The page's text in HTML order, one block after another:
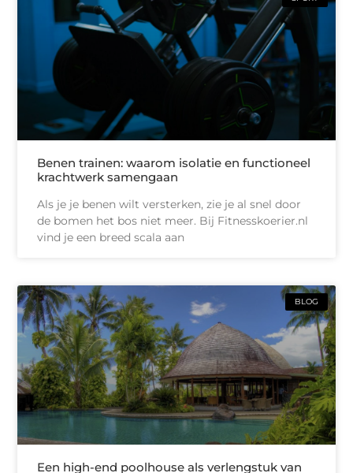
Benen trainen: waarom isolatie en functioneel
krachtwerk samengaan
Als je je benen wilt versterken, zie je al snel door
de bomen het bos niet meer. Bij Fitnesskoerier.nl
vind je een breed scala aan
BLOG
Een high-end poolhouse als verlengstuk van